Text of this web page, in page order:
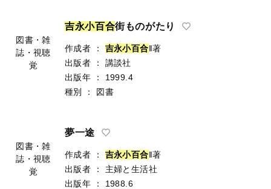
図書・雑
誌・視聴
覚
吉永小百合街ものがたり
作成者 ： 吉永小百合‖著
出版者
：
講談社
出版年
：
1999.4
種別
： 図書
図書・雑
誌・視聴
覚
夢一途
作成者 ： 吉永小百合‖著
出版者
：
主婦と生活社
出版年
：
1988.6